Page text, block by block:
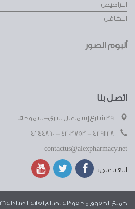
التراخيص
التكافل
ألبوم الصور
اتصل بنا
contactus@alexpharmacy.net
اتبعنا على :
جميع الحقوق محفوظة لصالح نقابة الصيادلة 2026